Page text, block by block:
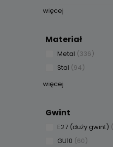
więcej
Materiał
Metal (336)
Stal (94)
więcej
Gwint
E27 (duży gwint)
GU10 (60)